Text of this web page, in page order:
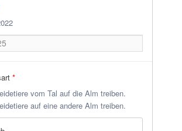
*
vom Tal auf die Alm treiben.
auf eine andere Alm treiben.